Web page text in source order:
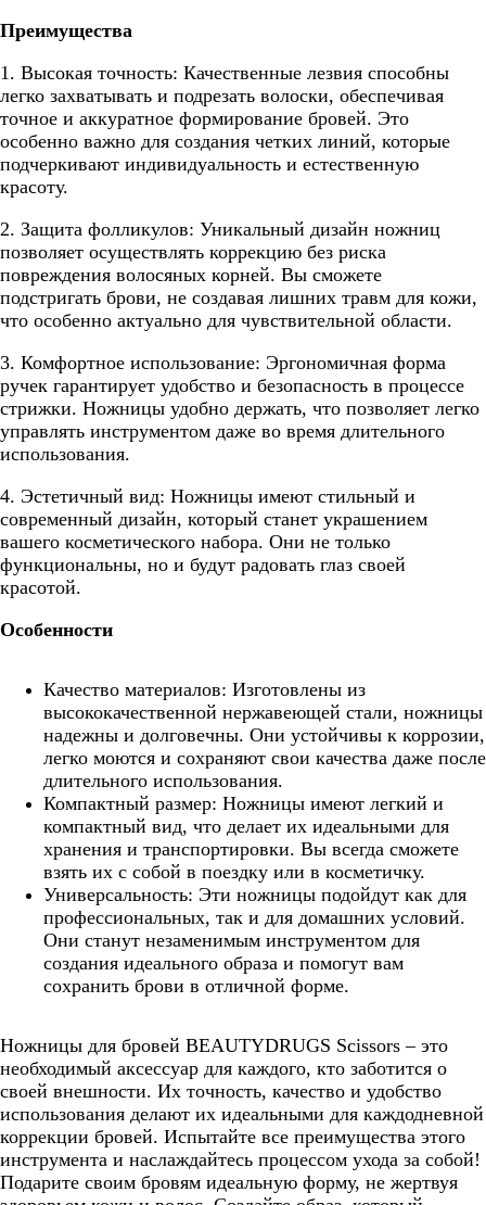
Преимущества
1. Высокая точность: Качественные лезвия способны
легко захватывать и подрезать волоски, обеспечивая
точное и аккуратное формирование бровей. Это
особенно важно для создания четких линий, которые
подчеркивают индивидуальность и естественную
красоту.
2. Защита фолликулов: Уникальный дизайн ножниц
позволяет осуществлять коррекцию без риска
повреждения волосяных корней. Вы сможете
подстригать брови, не создавая лишних травм для кожи,
что особенно актуально для чувствительной области.
3. Комфортное использование: Эргономичная форма
ручек гарантирует удобство и безопасность в процессе
стрижки. Ножницы удобно держать, что позволяет легко
управлять инструментом даже во время длительного
использования.
4. Эстетичный вид: Ножницы имеют стильный и
современный дизайн, который станет украшением
вашего косметического набора. Они не только
функциональны, но и будут радовать глаз своей
красотой.
Особенности
Качество материалов: Изготовлены из
высококачественной нержавеющей стали, ножницы
надежны и долговечны. Они устойчивы к коррозии,
легко моются и сохраняют свои качества даже после
длительного использования.
Компактный размер: Ножницы имеют легкий и
компактный вид, что делает их идеальными для
хранения и транспортировки. Вы всегда сможете
взять их с собой в поездку или в косметичку.
Универсальность: Эти ножницы подойдут как для
профессиональных, так и для домашних условий.
Они станут незаменимым инструментом для
создания идеального образа и помогут вам
сохранить брови в отличной форме.
Ножницы для бровей BEAUTYDRUGS Scissors – это
необходимый аксессуар для каждого, кто заботится о
своей внешности. Их точность, качество и удобство
использования делают их идеальными для каждодневной
коррекции бровей. Испытайте все преимущества этого
инструмента и наслаждайтесь процессом ухода за собой!
Подарите своим бровям идеальную форму, не жертвуя